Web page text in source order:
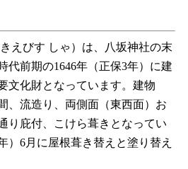
えびす しゃ）は、八坂神社の末
代前期の1646年（正保3年）に建
文化財となっています。建物
、流造り、両側面（東西面）お
り庇付、こけら葺きとなってい
）6月に屋根葺き替えと塗り替え